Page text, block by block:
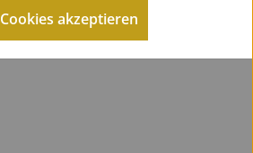
akzeptieren